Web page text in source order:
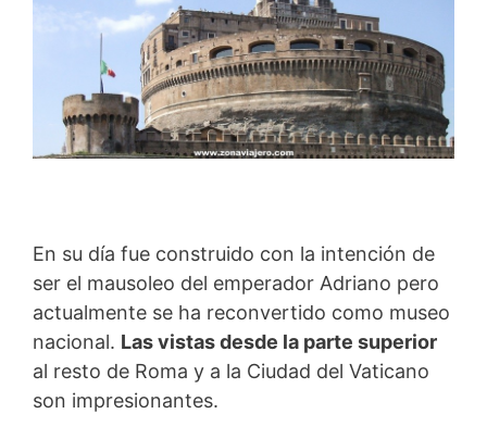
En su día fue construido con la intención de
ser el mausoleo del emperador Adriano pero
actualmente se ha reconvertido como museo
nacional. Las vistas desde la parte superior
al resto de Roma y a la Ciudad del Vaticano
son impresionantes.